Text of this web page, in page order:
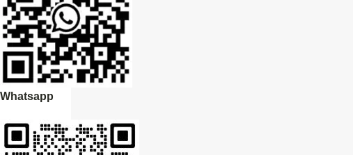
Whatsapp